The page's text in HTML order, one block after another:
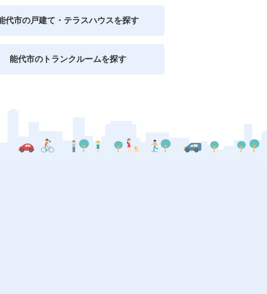
代市の戸建て・テラスハウスを探す
能代市のトランクルームを探す